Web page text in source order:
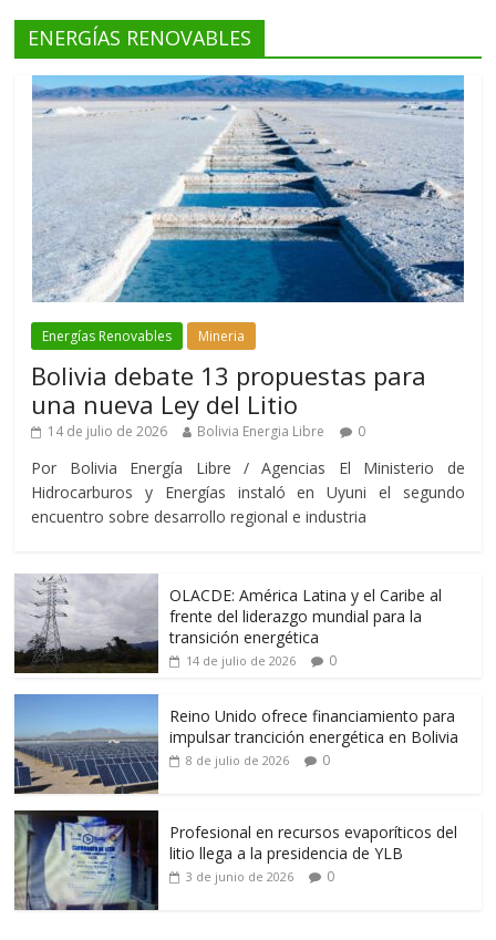
ENERGÍAS RENOVABLES
Energías Renovables Mineria
Bolivia debate 13 propuestas para
una nueva Ley del Litio
14 de julio de 2026 Bolivia Energia Libre 0
Por Bolivia Energía Libre / Agencias El Ministerio de
Hidrocarburos y Energías instaló en Uyuni el segundo
encuentro sobre desarrollo regional e industria
OLACDE: América Latina y el Caribe al
frente del liderazgo mundial para la
transición energética
14 de julio de 2026 0
Reino Unido ofrece financiamiento para
impulsar trancición energética en Bolivia
8 de julio de 2026 0
Profesional en recursos evaporíticos del
litio llega a la presidencia de YLB
3 de junio de 2026 0